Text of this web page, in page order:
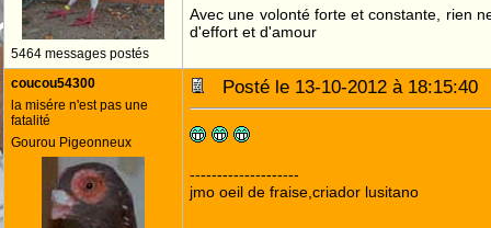
5464 messages postés
Avec une volonté forte et constante, rien
d'effort et d'amour
coucou54300
la misére n'est pas une
fatalité
Gourou Pigeonneux
Posté le 13-10-2012 à
--------------------
jmo oeil de fraise,criador lusitano